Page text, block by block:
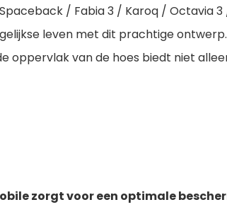
/ Fabia 3 / Karoq / Octavia
leven met dit prachtige
oppervlak van de hoes biedt niet
zorgt voor een optimale